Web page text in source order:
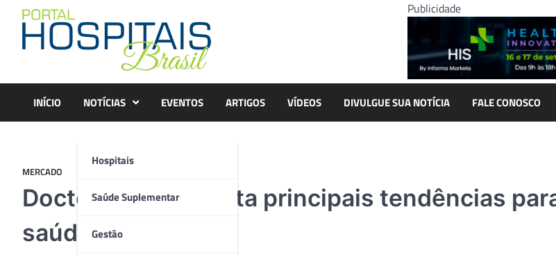
content
Publicidade
INÍCIO NOTÍCIAS
Hospitais
Saúde Suplementar
Gestão
EVENTOS ARTIGOS VÍDEOS DIVULGUE SUA NOTÍCIA FALE CONOSCO
MERCADO
Doctoralia apresenta principais tendências
saúde em 2023